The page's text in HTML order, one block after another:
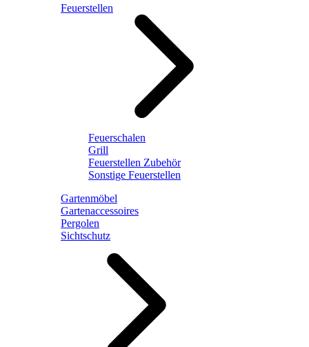
Feuerstellen
Feuerschalen
Grill
Feuerstellen Zubehör
Sonstige Feuerstellen
Gartenmöbel
Gartenaccessoires
Pergolen
Sichtschutz